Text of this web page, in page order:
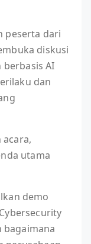
peserta dari
diskusi
AI
dan
utama
demo
bagaimana